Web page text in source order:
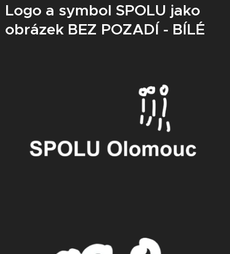
Logo a symbol SPOLU jako
obrázek BEZ POZADÍ - BÍLÉ